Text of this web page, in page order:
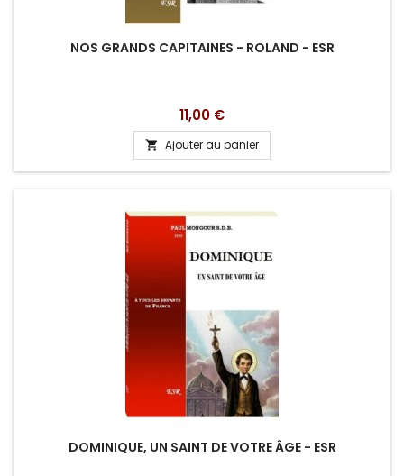
NOS GRANDS CAPITAINES - ROLAND - ESR
Prix
11,00 €
 Ajouter au panier
DOMINIQUE, UN SAINT DE VOTRE ÂGE - ESR